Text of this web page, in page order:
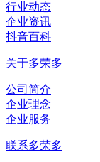
行业动态
企业资讯
抖音百科
关于多荣多
公司简介
企业理念
企业服务
联系多荣多